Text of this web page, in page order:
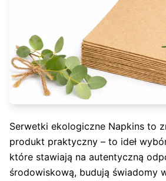
Serwetki ekologiczne Napkins to
produkt praktyczny – to ideł
które stawiają na autentyczną
środowiskową, budują świadomy